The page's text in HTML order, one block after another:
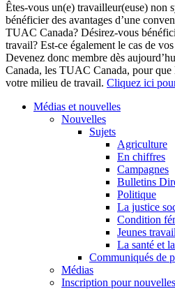
Êtes-vous un(e) travailleur(euse) non
bénéficier des avantages d’une
TUAC Canada? Désirez-vous
travail? Est-ce également le cas de
Devenez donc membre dès
Canada, les TUAC Canada, pour que
votre milieu de travail. Cliquez ici
Médias et nouvelles
Nouvelles
Sujets
Agriculture
En chiffres
Campagnes
Bulletins
Politique
La justice
Condition
Jeunes
La santé et
Communiqués de
Médias
Inscription pour